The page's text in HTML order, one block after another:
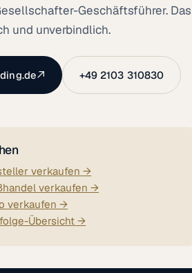
Geschäftsführer. Das
und unverbindlich.
+49 2103 310830
verkaufen →
verkaufen →
verkaufen →
Übersicht →